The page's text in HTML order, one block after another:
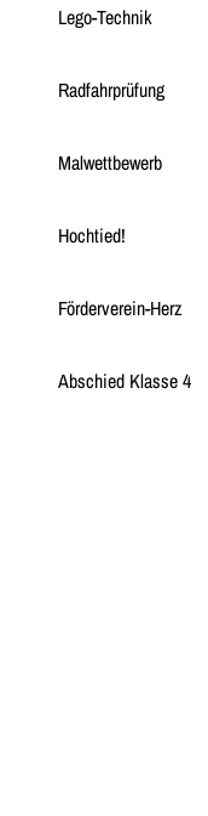
Lego-Technik
Radfahrprüfung
Malwettbewerb
Hochtied!
Förderverein-Herz
Abschied Klasse 4